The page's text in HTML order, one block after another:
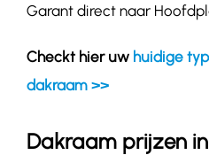
Garant direct naar
Checkt hier uw huidige
dakraam >>
Dakraam prijzen